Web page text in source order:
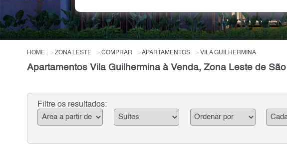
HOME ZONA LESTE COMPRAR APARTAMENTOS VILA GUILHERMINA
Apartamentos Vila Guilhermina à Venda, Zona Leste de
Filtre os resultados: